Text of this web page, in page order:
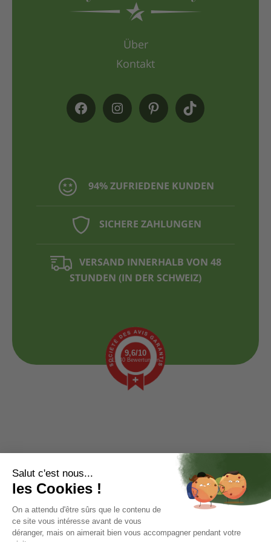
94% ZUFRIEDENE KUNDEN
SICHERE ZAHLUNGEN
VERSAND INNERHALB VON 48
STUNDEN (IN DER SCHWEIZ)
Über
Kontakt
9,6/10
1.440 Bewertungen